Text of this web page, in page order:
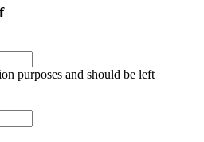
purposes and should be left